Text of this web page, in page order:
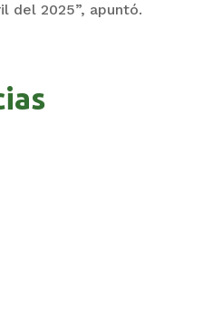
del 2025”, apuntó.